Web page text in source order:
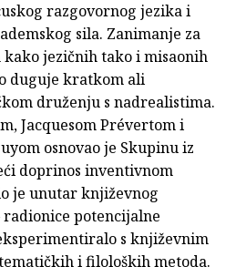
razgovornog jezika i
sila. Zanimanje za
jezičnih tako i misaonih
duguje kratkom ali
druženju s nadrealistima.
Jacquesom Prévertom i
osnovao je Skupinu iz
doprinos inventivnom
je unutar književnog
potencijalne
s književnim
i filoloških metoda.